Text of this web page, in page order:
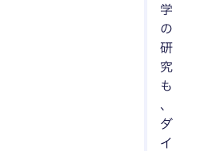
学
の
研
究
も
、
ダ
イ